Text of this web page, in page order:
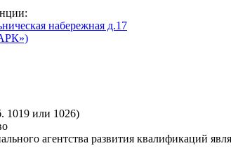
набережная д.17
1019 или 1026)
агентства развития квалификаций